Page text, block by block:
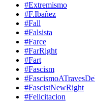
#Extremismo
#F.Ibañez
#Fall
#Falsista
#Farce
#FarRight
#Fart
#Fascism
#FascistNewRight
#Felicitacion